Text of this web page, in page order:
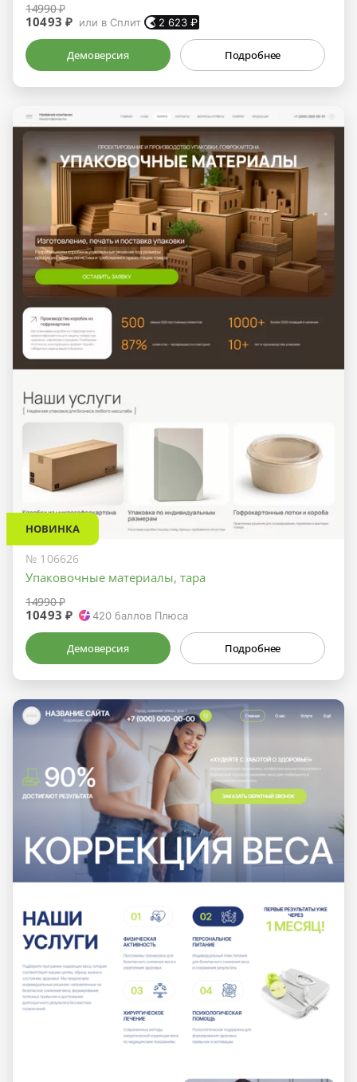
14990 ₽
10493 ₽ или в Сплит 2 623 ₽
Демоверсия Подробнее
НОВИНКА
№ 106626
Упаковочные материалы, тара
14990 ₽
10493 ₽ 420 баллов Плюса
Демоверсия Подробнее